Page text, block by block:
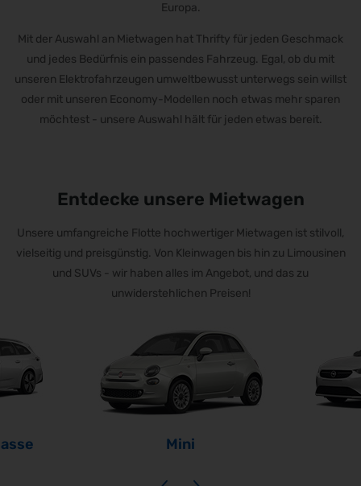
Europa.
Mit der Auswahl an Mietwagen hat Thrifty für jeden Geschmack
und jedes Bedürfnis ein passendes Fahrzeug. Egal, ob du mit
unseren Elektrofahrzeugen umweltbewusst unterwegs sein willst
oder mit unseren Economy-Modellen noch etwas mehr sparen
möchtest - unsere Auswahl hält für jeden etwas bereit.
Entdecke unsere Mietwagen
Unsere umfangreiche Flotte hochwertiger Mietwagen ist stilvoll,
vielseitig und preisgünstig. Von Kleinwagen bis hin zu Limousinen
und SUVs - wir haben alles im Angebot, und das zu
unwiderstehlichen Preisen!
Mini